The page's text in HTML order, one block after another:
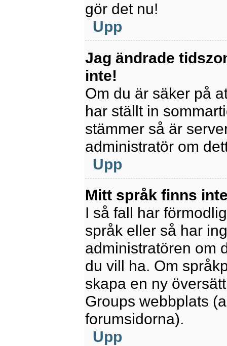
gör det nu!
Upp
Jag ändrade
inte!
Om du är säker på
har ställt in
stämmer så är
administratör om
Upp
Mitt språk finns
I så fall har
språk eller så har
administratören om
du vill ha. Om
skapa en ny
Groups webbplats
forumsidorna).
Upp